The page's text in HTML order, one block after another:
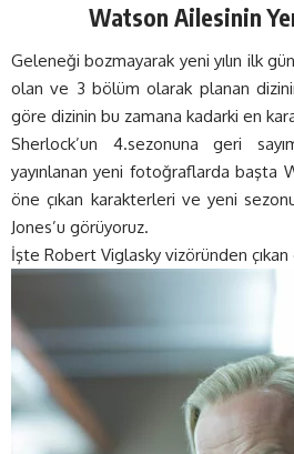
Watson Ailesinin
Geleneği bozmayarak yeni yılın ilk
olan ve 3 bölüm olarak planan
göre dizinin bu zamana kadarki en
Sherlock’un 4.sezonuna geri
yayınlanan yeni fotoğraflarda başta
öne çıkan karakterleri ve yeni
Jones’u görüyoruz.
İşte Robert Viglasky vizöründen